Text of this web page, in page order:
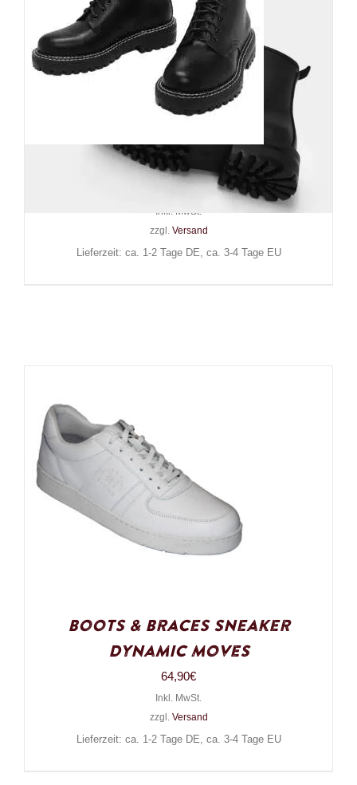
Elegant Shoes Stiefel Kalany
Inkl. MwSt.
zzgl. Versand
Lieferzeit: ca. 1-2 Tage DE, ca. 3-4 Tage EU
Boots & Braces Sneaker
Dynamic Moves
64,90€
Inkl. MwSt.
zzgl. Versand
Lieferzeit: ca. 1-2 Tage DE, ca. 3-4 Tage EU